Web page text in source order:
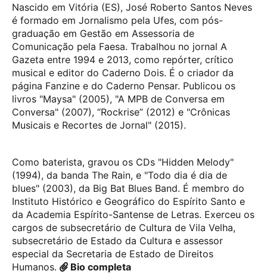
Nascido em Vitória (ES), José Roberto Santos Neves
é formado em Jornalismo pela Ufes, com pós-
graduação em Gestão em Assessoria de
Comunicação pela Faesa. Trabalhou no jornal A
Gazeta entre 1994 e 2013, como repórter, crítico
musical e editor do Caderno Dois. É o criador da
página Fanzine e do Caderno Pensar. Publicou os
livros "Maysa" (2005), "A MPB de Conversa em
Conversa" (2007), “Rockrise” (2012) e "Crônicas
Musicais e Recortes de Jornal" (2015).
Como baterista, gravou os CDs "Hidden Melody"
(1994), da banda The Rain, e "Todo dia é dia de
blues" (2003), da Big Bat Blues Band. É membro do
Instituto Histórico e Geográfico do Espírito Santo e
da Academia Espírito-Santense de Letras. Exerceu os
cargos de subsecretário de Cultura de Vila Velha,
subsecretário de Estado da Cultura e assessor
especial da Secretaria de Estado de Direitos
Humanos.
Bio completa